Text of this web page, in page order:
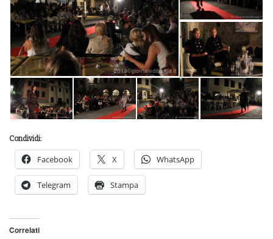
Condividi:
Facebook X WhatsApp
Telegram Stampa
Correlati